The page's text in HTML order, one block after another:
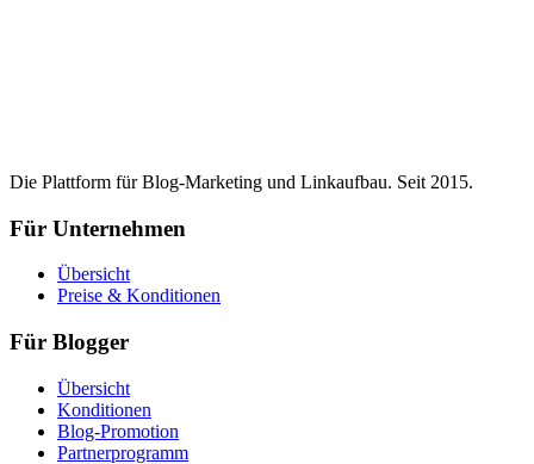
Die Plattform für Blog-Marketing und Linkaufbau. Seit 2015.
Für Unternehmen
Übersicht
Preise & Konditionen
Für Blogger
Übersicht
Konditionen
Blog-Promotion
Partnerprogramm